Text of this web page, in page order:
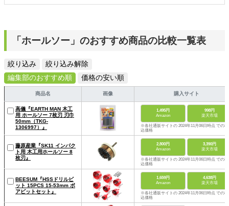
「ホールソー」のおすすめ商品の比較一覧表
絞り込み
絞り込み解除
編集部のおすすめ順
価格の安い順
商品名 画像 購入サイト
高儀『EARTH MAN 木工
用 ホールソー 7枚刃 刃巾
50mm（TKG-
1306997）』
1,495円
Amazon
998円
楽天市場
※各社通販サイトの 2024年11月06日時点 での税
込価格
藤原産業『SK11 インパク
ト用 木工用ホールソー 8
枚刃』
2,800円
Amazon
3,390円
楽天市場
※各社通販サイトの 2024年11月06日時点 での税
込価格
BEESUM『HSSドリルビ
ット 15PCS 15-53mm ボ
アビットセット』
1,659円
Amazon
4,638円
楽天市場
※各社通販サイトの 2024年11月06日時点 での税
込価格